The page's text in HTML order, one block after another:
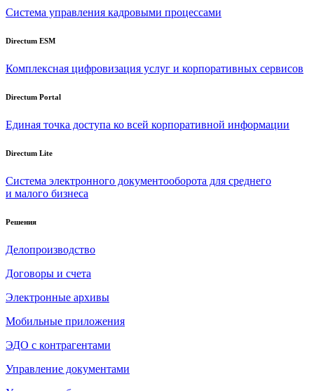
Система управления кадровыми процессами
Directum ESM
Комплексная цифровизация услуг и корпоративных сервисов
Directum Portal
Единая точка доступа ко всей корпоративной информации
Directum Lite
Система электронного документооборота для среднего
и малого бизнеса
Решения
Делопроизводство
Договоры и счета
Электронные архивы
Мобильные приложения
ЭДО с контрагентами
Управление документами